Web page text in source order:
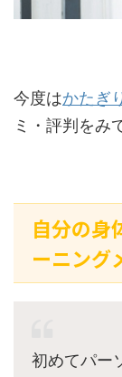
今度はかたぎ
ミ・評判をみ
自分の身
ーニング
初めてパー